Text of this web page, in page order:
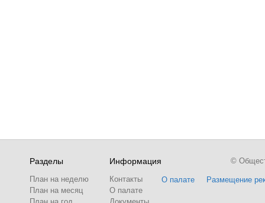
Разделы
План на неделю
План на месяц
Информация
Контакты
О палате
О палате Размещение
©